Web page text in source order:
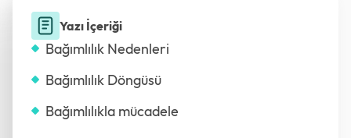
Yazı İçeriği
Bağımlılık Nedenleri
Bağımlılık Döngüsü
Bağımlılıkla mücadele